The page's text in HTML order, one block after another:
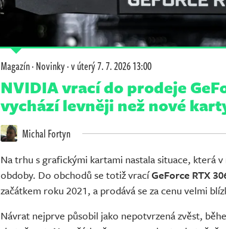
Magazín·Novinky·v úterý7. 7. 2026 13:00
NVIDIA vrací do prodeje
vychází levněji než nové
Michal Fortyn
Na trhu s grafickými kartami nastala situace, která
obdoby. Do obchodů se totiž vracíGeForce RTX
začátkem roku 2021, a prodává se za cenu velmi
Návrat nejprve působil jako nepotvrzená zvěst,